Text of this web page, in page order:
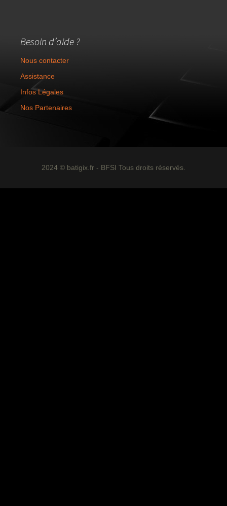
Besoin d’aide ?
Nous contacter
Assistance
Infos Légales
Nos Partenaires
2024 © batigix.fr - BFSI Tous droits réservés.